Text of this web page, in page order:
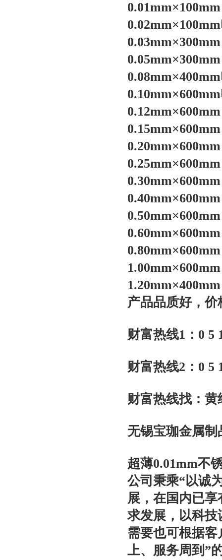
产品品质好，
财富热线1：0 5
财富热线2：0 5
财富热线找：黄
无锡宝珈金属
超薄0.01mm不
公司秉乘“以诚
展，在国内已
求发展，以科
需要也可根据
上、服务周到”